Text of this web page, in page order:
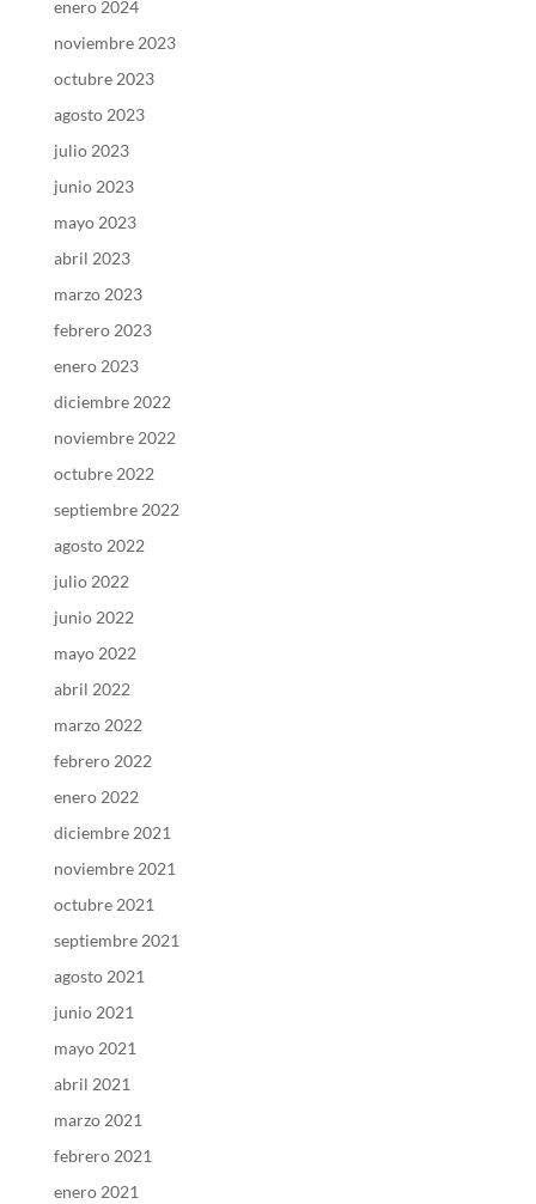
enero 2024
noviembre 2023
octubre 2023
agosto 2023
julio 2023
junio 2023
mayo 2023
abril 2023
marzo 2023
febrero 2023
enero 2023
diciembre 2022
noviembre 2022
octubre 2022
septiembre 2022
agosto 2022
julio 2022
junio 2022
mayo 2022
abril 2022
marzo 2022
febrero 2022
enero 2022
diciembre 2021
noviembre 2021
octubre 2021
septiembre 2021
agosto 2021
junio 2021
mayo 2021
abril 2021
marzo 2021
febrero 2021
enero 2021